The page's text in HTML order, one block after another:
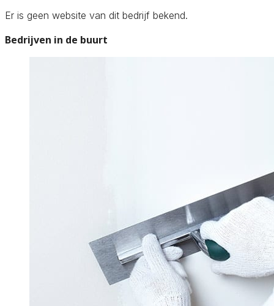
Er is geen website van dit bedrijf bekend.
Bedrijven in de buurt